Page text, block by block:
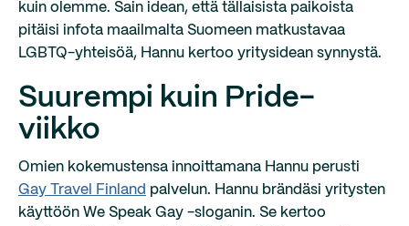
kuin olemme. Sain idean, että tällaisista paikoista
pitäisi infota maailmalta Suomeen matkustavaa
LGBTQ-yhteisöä, Hannu kertoo yritysidean synnystä.
Suurempi kuin Pride-
viikko
Omien kokemustensa innoittamana Hannu perusti
Gay Travel Finland palvelun. Hannu brändäsi yritysten
käyttöön We Speak Gay -sloganin. Se kertoo